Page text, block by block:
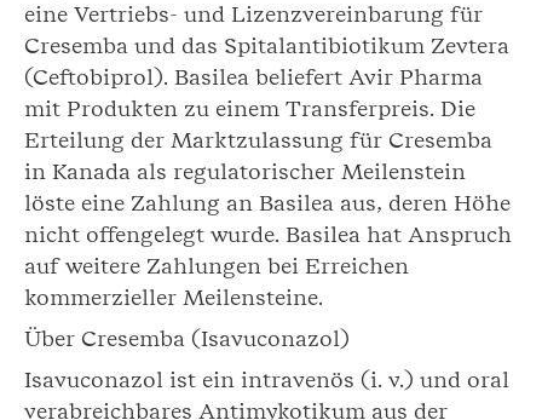
eine Vertriebs- und Lizenzvereinbarung für
Cresemba und das Spitalantibiotikum Zevtera
(Ceftobiprol). Basilea beliefert Avir Pharma
mit Produkten zu einem Transferpreis. Die
Erteilung der Marktzulassung für Cresemba
in Kanada als regulatorischer Meilenstein
löste eine Zahlung an Basilea aus, deren Höhe
nicht offengelegt wurde. Basilea hat Anspruch
auf weitere Zahlungen bei Erreichen
kommerzieller Meilensteine.
Über Cresemba (Isavuconazol)
Isavuconazol ist ein intravenös (i. v.) und oral
verabreichbares Antimykotikum aus der